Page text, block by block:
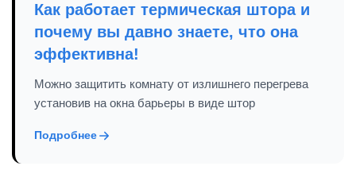
Как работает термическая штора и
почему вы давно знаете, что она
эффективна!
Можно защитить комнату от излишнего перегрева
установив на окна барьеры в виде штор
Подробнее